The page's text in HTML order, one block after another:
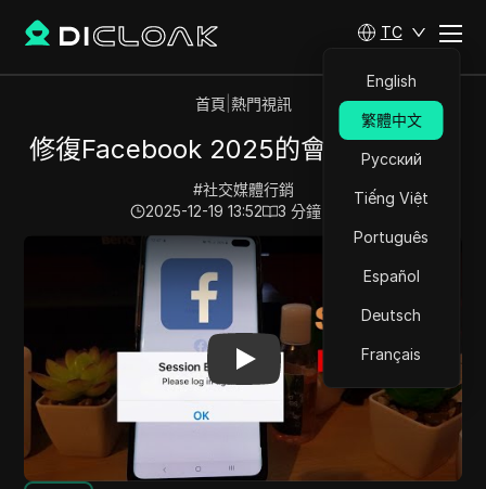
TC
English
繁體中文
Русский
Tiếng Việt
Português
Español
Deutsch
Français
首頁 熱門視訊
修復Facebook 2025的會話過期問題
#社交媒體行銷
2025-12-19 13:52
3 分鐘 閱讀
修復Facebook 2025的會話過期問題